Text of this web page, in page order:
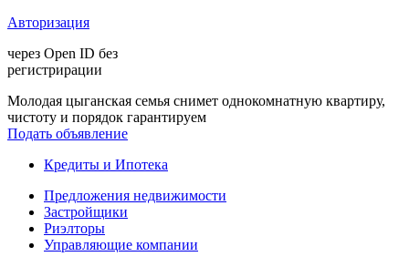
Авторизация
через Open ID без
регистрирации
Молодая цыганская семья снимет однокомнатную квартиру,
чистоту и порядок гарантируем
Подать объявление
Кредиты и Ипотека
Предложения недвижимости
Застройщики
Риэлторы
Управляющие компании